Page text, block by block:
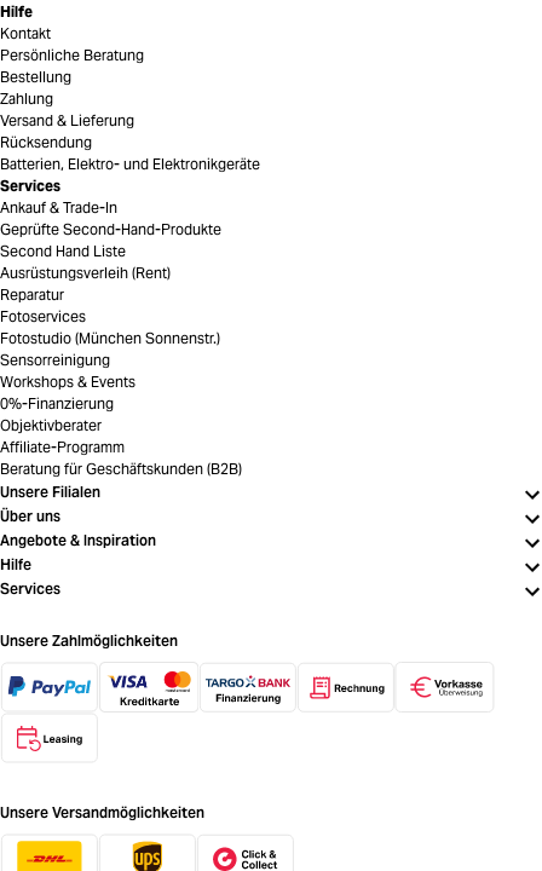
Hilfe
Kontakt
Persönliche Beratung
Bestellung
Zahlung
Versand & Lieferung
Rücksendung
Batterien, Elektro- und Elektronikgeräte
Services
Ankauf & Trade-In
Geprüfte Second-Hand-Produkte
Second Hand Liste
Ausrüstungsverleih (Rent)
Reparatur
Fotoservices
Fotostudio (München Sonnenstr.)
Sensorreinigung
Workshops & Events
0%-Finanzierung
Objektivberater
Affiliate-Programm
Beratung für Geschäftskunden (B2B)
Unsere Filialen
Über uns
Angebote & Inspiration
Hilfe
Services
Unsere Zahlmöglichkeiten
Unsere Versandmöglichkeiten